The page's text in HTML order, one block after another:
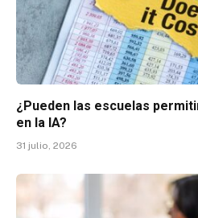
¿Pueden las escuelas
en la IA?
31 julio, 2026